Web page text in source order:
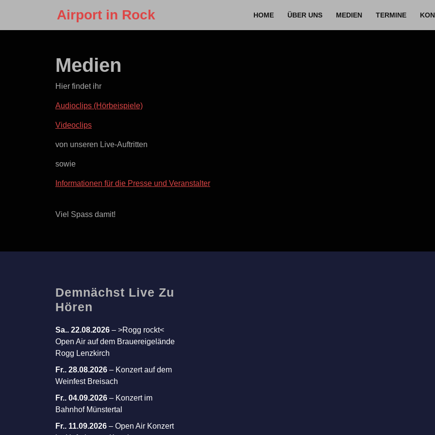
content
Airport in Rock HOME ÜBER UNS MEDIEN TERMINE
Medien
Hier findet ihr
Audioclips (Hörbeispiele)
Videoclips
von unseren Live-Auftritten
sowie
Informationen für die Presse und Veranstalter
Viel Spass damit!
Demnächst Live Zu
Hören
Sa.. 22.08.2026 – >Rogg rockt<
Open Air auf dem Brauereigelände
Rogg Lenzkirch
Fr.. 28.08.2026 – Konzert auf dem
Weinfest Breisach
Fr.. 04.09.2026 – Konzert im
Bahnhof Münstertal
Fr.. 11.09.2026 – Open Air Konzert